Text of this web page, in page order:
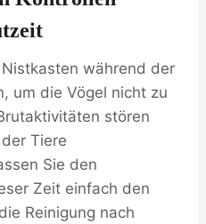
während der
um die Vögel nicht zu
stören
Tiere
Sie den
Zeit einfach den
Reinigung nach